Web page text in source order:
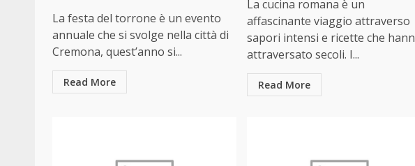
La festa del torrone è un evento
annuale che si svolge nella città di
Cremona, quest’anno si...
Read More
La cucina romana è un
affascinante viaggio attraverso
sapori intensi e ricette che
attraversato secoli. I...
Read More